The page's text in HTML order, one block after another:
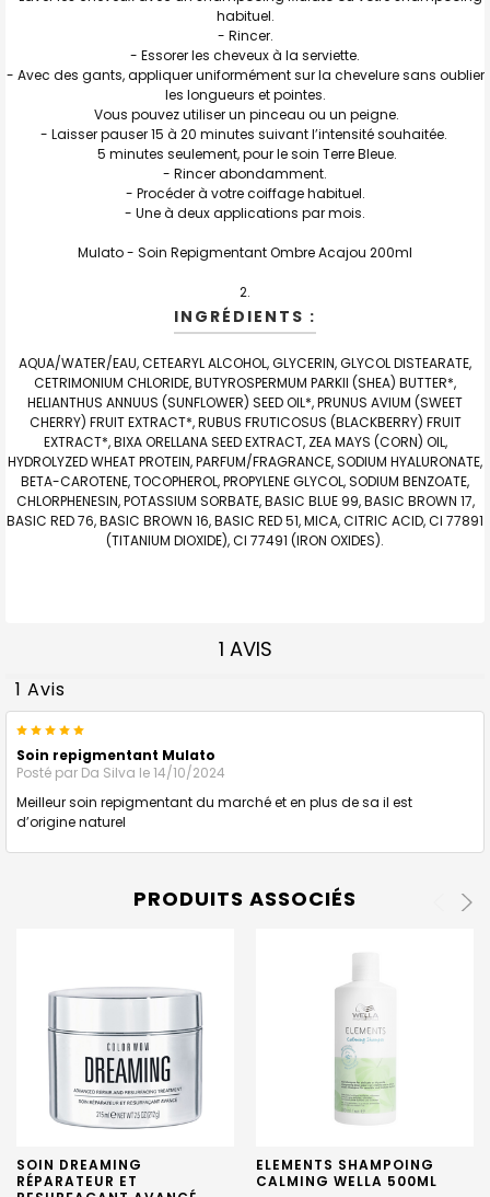
habituel.
- Rincer.
- Essorer les cheveux à la serviette.
- Avec des gants, appliquer uniformément sur la chevelure sans oublier
les longueurs et pointes.
Vous pouvez utiliser un pinceau ou un peigne.
- Laisser pauser 15 à 20 minutes suivant l’intensité souhaitée.
5 minutes seulement, pour le soin Terre Bleue.
- Rincer abondamment.
- Procéder à votre coiffage habituel.
- Une à deux applications par mois.
Mulato - Soin Repigmentant Ombre Acajou 200ml
INGRÉDIENTS :
AQUA/WATER/EAU, CETEARYL ALCOHOL, GLYCERIN, GLYCOL DISTEARATE,
CETRIMONIUM CHLORIDE, BUTYROSPERMUM PARKII (SHEA) BUTTER*,
HELIANTHUS ANNUUS (SUNFLOWER) SEED OIL*, PRUNUS AVIUM (SWEET
CHERRY) FRUIT EXTRACT*, RUBUS FRUTICOSUS (BLACKBERRY) FRUIT
EXTRACT*, BIXA ORELLANA SEED EXTRACT, ZEA MAYS (CORN) OIL,
HYDROLYZED WHEAT PROTEIN, PARFUM/FRAGRANCE, SODIUM HYALURONATE,
BETA-CAROTENE, TOCOPHEROL, PROPYLENE GLYCOL, SODIUM BENZOATE,
CHLORPHENESIN, POTASSIUM SORBATE, BASIC BLUE 99, BASIC BROWN 17,
BASIC RED 76, BASIC BROWN 16, BASIC RED 51, MICA, CITRIC ACID, CI 77891
(TITANIUM DIOXIDE), CI 77491 (IRON OXIDES).
1 AVIS
1 Avis
5
Soin repigmentant Mulato
Posté par Da Silva le 14/10/2024
Meilleur soin repigmentant du marché et en plus de sa il est
d’origine naturel
PRODUITS ASSOCIÉS
SOIN DREAMING
RÉPARATEUR ET
ELEMENTS SHAMPOING
CALMING WELLA 500ML